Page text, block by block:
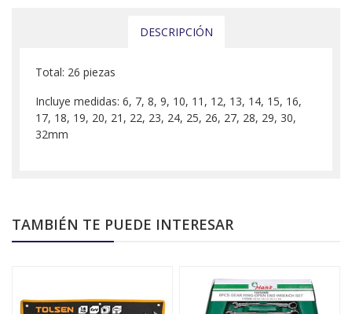
DESCRIPCIÓN
Total: 26 piezas
Incluye medidas: 6, 7, 8, 9, 10, 11, 12, 13, 14, 15, 16,
17, 18, 19, 20, 21, 22, 23, 24, 25, 26, 27, 28, 29, 30,
32mm
TAMBIÉN TE PUEDE INTERESAR